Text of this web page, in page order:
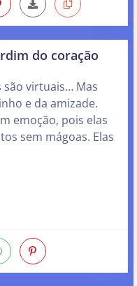
do coração
são virtuais… Mas
e da amizade.
emoção, pois elas
sem mágoas. Elas